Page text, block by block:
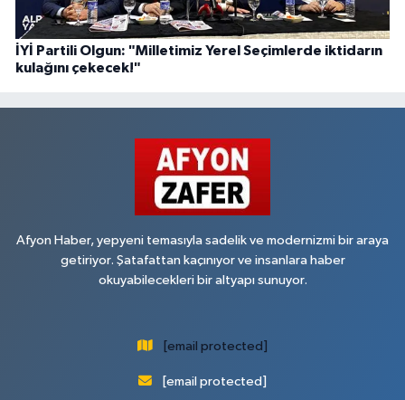
İYİ Partili Olgun: "Milletimiz Yerel Seçimlerde iktidarın
kulağını çekecek!"
Afyon Haber, yepyeni temasıyla sadelik ve modernizmi bir araya
getiriyor. Şatafattan kaçınıyor ve insanlara haber
okuyabilecekleri bir altyapı sunuyor.
[email protected]
[email protected]